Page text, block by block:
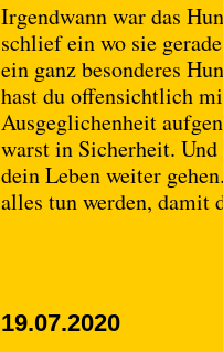
Irgendwann war das
schlief ein wo sie
ein ganz besonderes
hast du offensichtlich
Ausgeglichenheit
warst in Sicherheit.
dein Leben weiter
alles tun werden, damit
19.07.2020